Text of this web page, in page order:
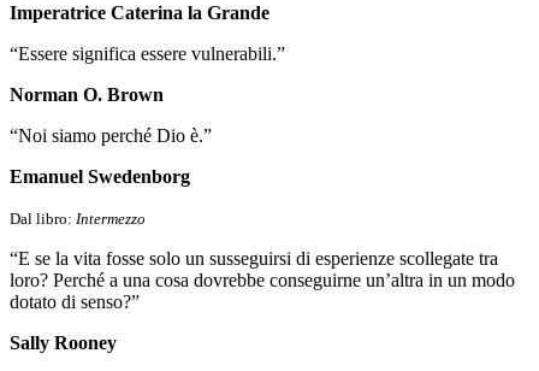
Imperatrice Caterina la Grande
“Essere significa essere vulnerabili.”
Norman O. Brown
“Noi siamo perché Dio è.”
Emanuel Swedenborg
Dal libro: Intermezzo
“E se la vita fosse solo un susseguirsi di esperienze scollegate tra
loro? Perché a una cosa dovrebbe conseguirne un’altra in un modo
dotato di senso?”
Sally Rooney